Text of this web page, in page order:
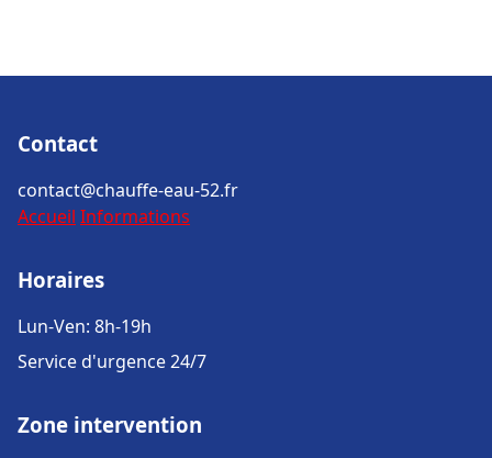
Contact
contact@chauffe-eau-52.fr
Accueil Informations
Horaires
Lun-Ven: 8h-19h
Service d'urgence 24/7
Zone intervention